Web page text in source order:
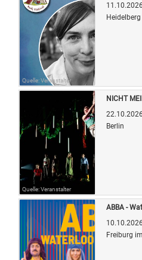
Quelle: Veranstalter
11.10.2026
Heidelberg
Quelle: Veranstalter
NICHT
22.10.2026
Berlin
ABBA -
10.10.2026
Freiburg